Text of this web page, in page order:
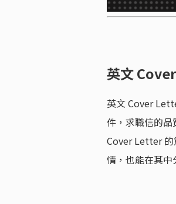
英文
英文 Cover
件，求職信的品
Cover Letter 的
情，也能在其中